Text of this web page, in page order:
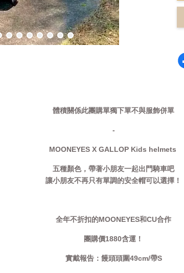
體積關係此團購單獨下單不與服飾併單
-
MOONEYES X GALLOP Kids helmets
五種顏色，帶著小朋友一起出門騎車吧
讓小朋友不再只有單調的安全帽可以選擇！
全年不折扣的MOONEYES和CU合作
團購價1880含運！
實戴報告：饅頭頭圍49cm/帶S